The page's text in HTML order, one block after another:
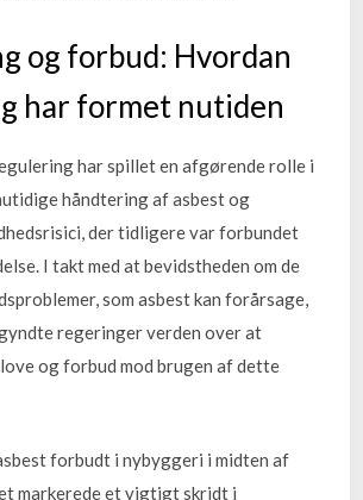
og forbud: Hvordan
har formet nutiden
har spillet en afgørende rolle i
håndtering af asbest og
der tidligere var forbundet
I takt med at bevidstheden om de
som asbest kan forårsage,
regeringer verden over at
og forbud mod brugen af dette
forbudt i nybyggeri i midten af
markerede et vigtigt skridt i